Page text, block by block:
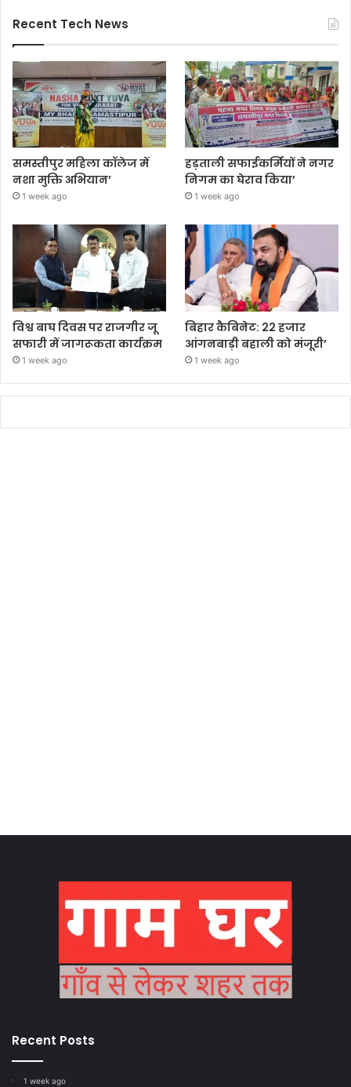
Recent Tech News
समस्तीपुर महिला कॉलेज में
नशा मुक्ति अभियान’
1 week ago
हड़ताली सफाईकर्मियों ने नगर
निगम का घेराव किया’
1 week ago
विश्व बाघ दिवस पर राजगीर जू
सफारी में जागरूकता कार्यक्रम
1 week ago
बिहार कैबिनेट: 22 हजार
आंगनबाड़ी बहाली को मंजूरी’
1 week ago
Recent Posts
1 week ago